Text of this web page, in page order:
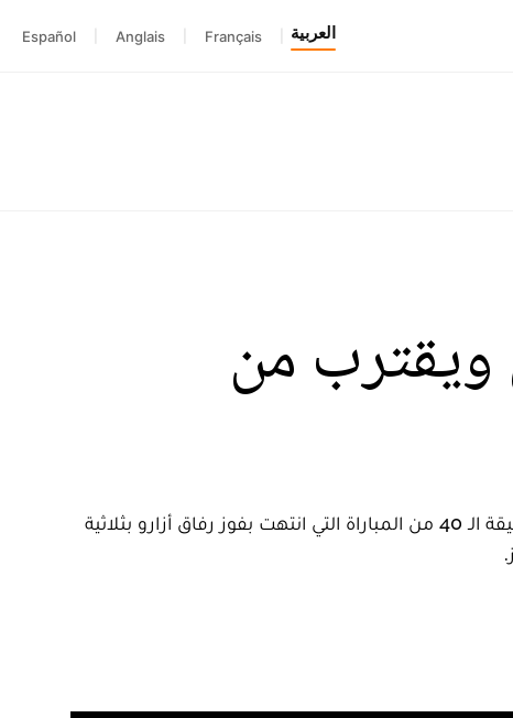
العربية Français
Anglais
Español
ويقترب من
سجل المهاجم المغربي وليد أزارو أول أهداف فريقه الأهلي المصري في شباك الاتحاد الاسكندري، عند الدقيقة الـ 40 من المباراة التي انتهت بفوز رفاق أزارو بثلاثية